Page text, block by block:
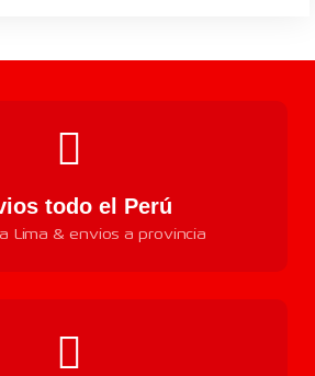
todo el Perú
Lima & envios a provincia